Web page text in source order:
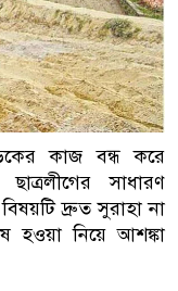
কাজ বন্ধ করে
সাধারণ
দ্রুত সুরাহা না
হওয়া নিয়ে আশঙ্কা